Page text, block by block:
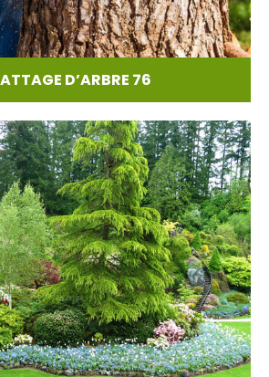
D’ARBRE 76